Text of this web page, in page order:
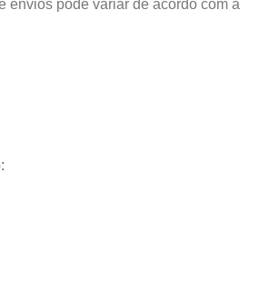
envios pode variar de acordo com a